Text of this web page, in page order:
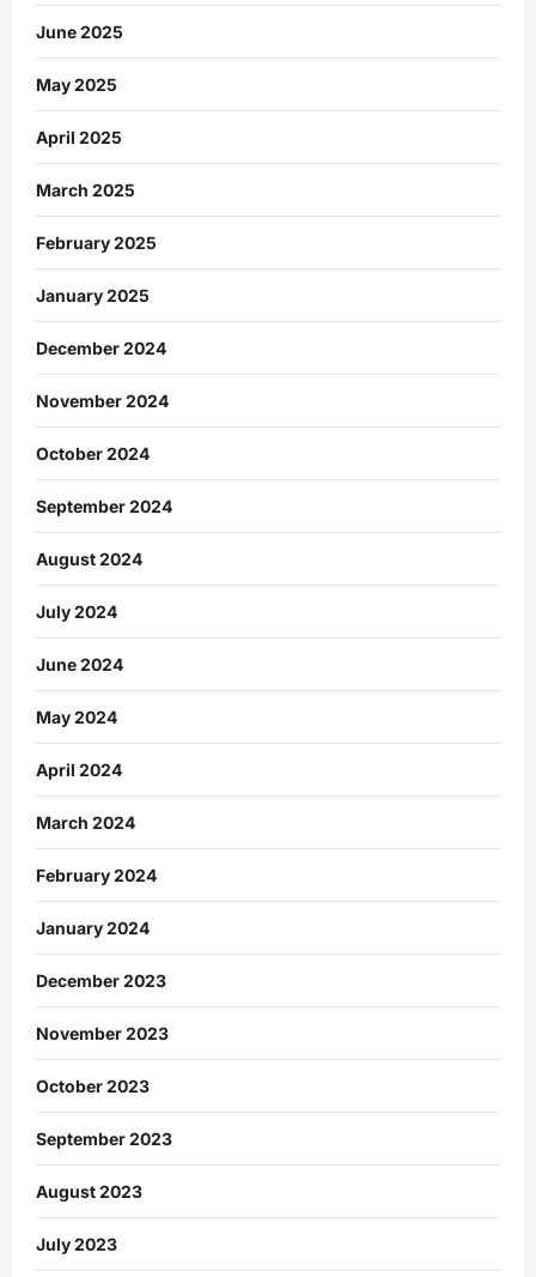
June 2025
May 2025
April 2025
March 2025
February 2025
January 2025
December 2024
November 2024
October 2024
September 2024
August 2024
July 2024
June 2024
May 2024
April 2024
March 2024
February 2024
January 2024
December 2023
November 2023
October 2023
September 2023
August 2023
July 2023